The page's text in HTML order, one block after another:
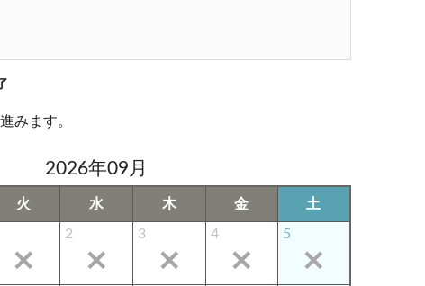
みます。
2026年09月
火 水 木 金 土
2 3 4 5